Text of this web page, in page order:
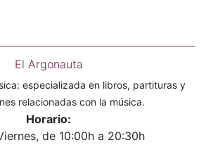
El Argonauta
especializada en libros, partituras y
relacionadas con la música.
Horario:
de 10:00h a 20:30h